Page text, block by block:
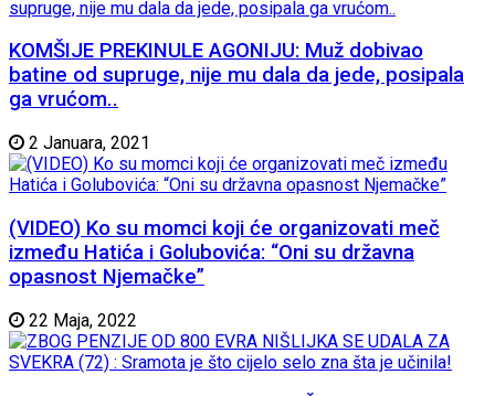
KOMŠIJE PREKINULE AGONIJU: Muž dobivao
batine od supruge, nije mu dala da jede, posipala
ga vrućom..
2 Januara, 2021
(VIDEO) Ko su momci koji će organizovati meč
između Hatića i Golubovića: “Oni su državna
opasnost Njemačke”
22 Maja, 2022